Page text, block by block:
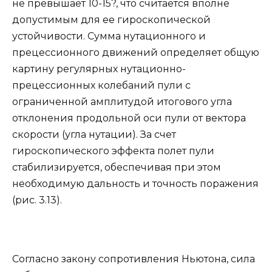
не превышает 10-15?, что считается вполне
допустимым для ее гироскопической
устойчивости. Сумма нутационного и
прецессионного движений определяет общую
картину регулярных нутационно-
прецессионных колебаний пули с
ограниченной амплитудой итогового угла
отклонения продольной оси пули от вектора
скорости (угла нутации). За счет
гироскопического эффекта полет пули
стабилизируется, обеспечивая при этом
необходимую дальность и точность поражения
(рис. 3.13).
Согласно закону сопротивления Ньютона, сила